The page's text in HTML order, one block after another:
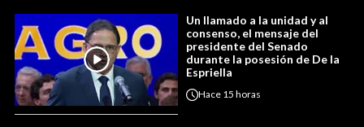
Un llamado a la unidad y al
consenso, el mensaje del
presidente del Senado
durante la posesión de De la
Espriella
Hace 15 horas